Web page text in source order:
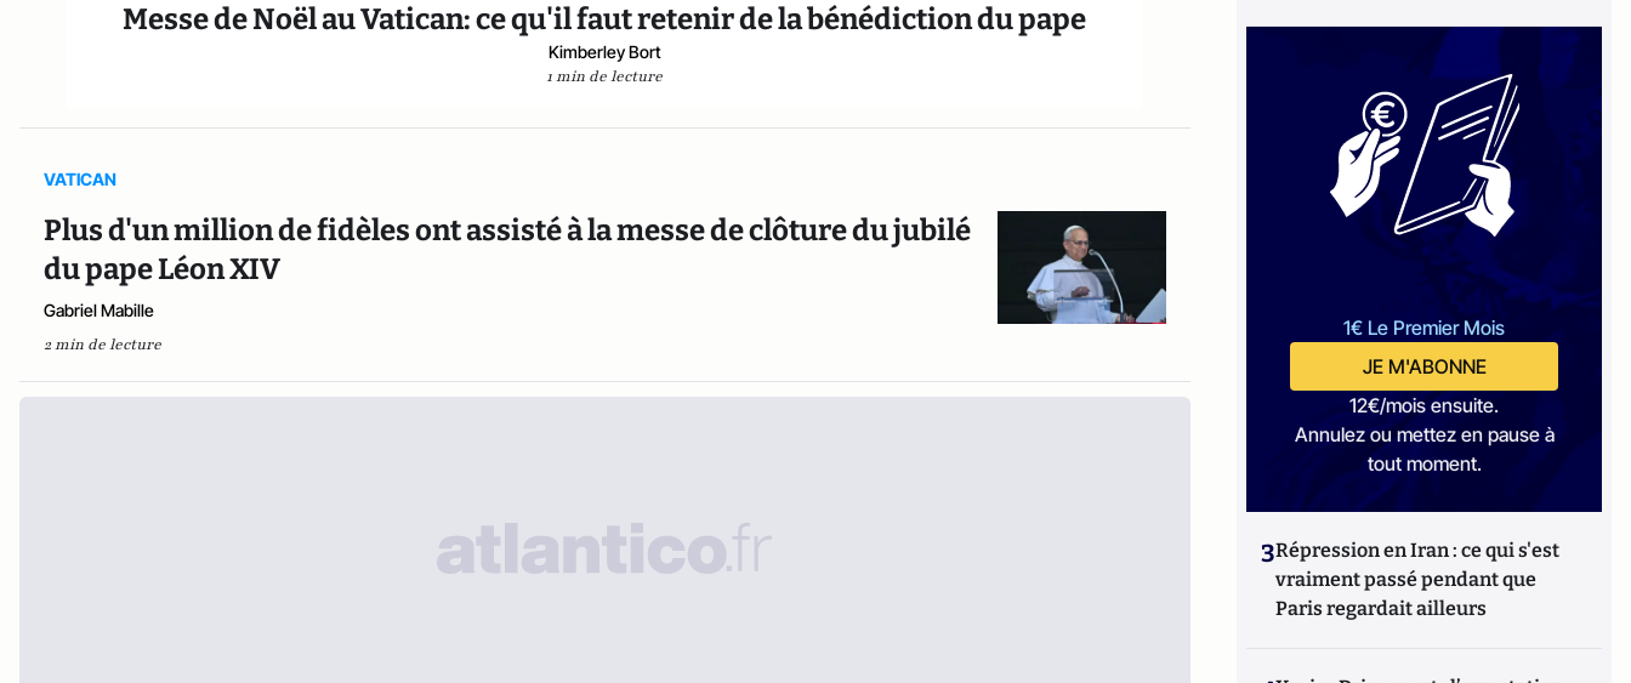
Messe de Noël au Vatican: ce qu'il faut retenir de la bénédiction du pape
Kimberley Bort
1 min de lecture
VATICAN
Plus d'un million de fidèles ont assisté à la messe de clôture du jubilé
du pape Léon XIV
Gabriel Mabille
2 min de lecture
1€ Le Premier Mois
JE M'ABONNE
12€/mois ensuite.
Annulez ou mettez en pause à
tout moment.
3Répression en Iran : ce qui s'est
vraiment passé pendant que
Paris regardait ailleurs